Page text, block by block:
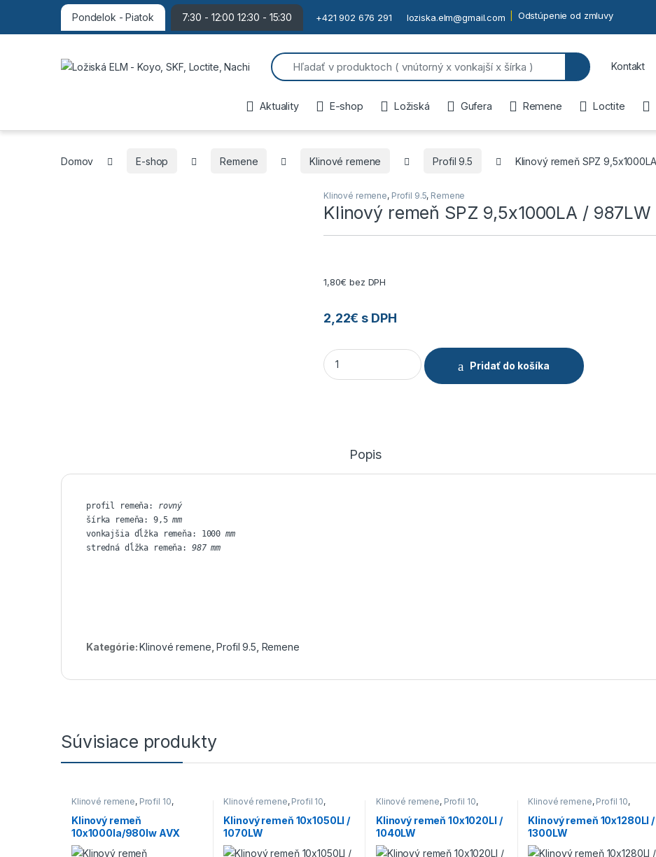
Pondelok - Piatok 7:30 - 12:00 12:30 - 15:30 +421 902 676 291 loziska.elm@gmail.com Odstúpenie od zmluvy
Search for:
Kontakt
Aktuality E-shop Ložiská Gufera Remene Loctite
Domov E-shop Remene Klinové remene Profil 9.5 Klinový remeň SPZ
Klinové remene, Profil 9.5, Remene
Klinový remeň SPZ 9,5x1000LA / 987LW
1,80€ bez DPH
2,22€ s DPH
Klinový remeň SPZ 9,5x1000LA / 987LW quantity
Pridať do košíka
Popis
profil remeňa: rovný
šírka remeňa: 9,5 mm
vonkajšia dĺžka remeňa: 1000
mm
stredná dĺžka remeňa:
987 mm
Kategórie:Klinové remene ,Profil 9.5 Remene
Súvisiace produkty
Klinové remene, Profil 10,
Klinový remeň
10x1000la/980lw AVX
Klinové remene, Profil 10,
Klinový remeň 10x1050LI /
1070LW
Klinové remene, Profil 10,
Klinový remeň 10x1020LI /
1040LW
Klinové remene, Profil 10,
Klinový remeň 10x1280LI /
1300LW